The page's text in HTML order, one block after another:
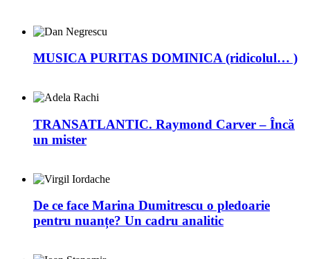
MUSICA PURITAS DOMINICA (ridicolul… )
TRANSATLANTIC. Raymond Carver – Încă
un mister
De ce face Marina Dumitrescu o pledoarie
pentru nuanțe? Un cadru analitic